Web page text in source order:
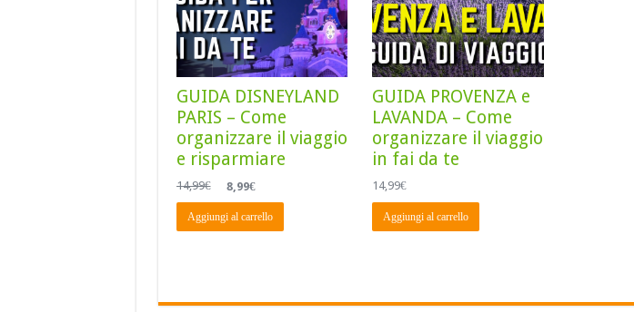
GUIDA DISNEYLAND
PARIS – Come
organizzare il viaggio
e risparmiare
14,99€
originale
era:
8,99€
attuale
Aggiungi al carrello
GUIDA PROVENZA e
LAVANDA – Come
organizzare il viaggio
in fai da te
14,99€
Aggiungi al carrello